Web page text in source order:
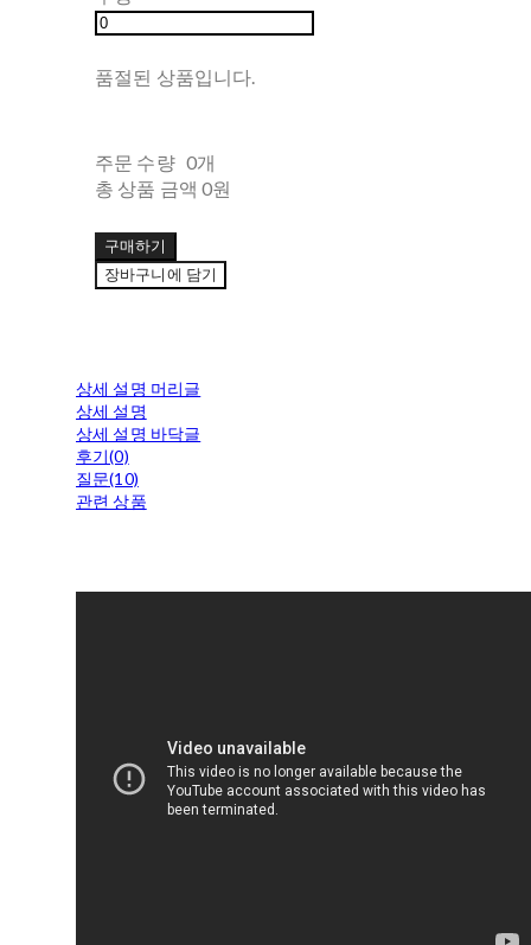
품절된 상품입니다.
주문 수량 0개
총 상품 금액 0원
구매하기
장바구니에 담기
상세 설명 머리글
상세 설명
상세 설명 바닥글
후기(0)
질문(10)
관련 상품